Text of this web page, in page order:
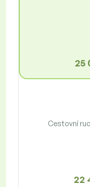
25
Cestovní
22